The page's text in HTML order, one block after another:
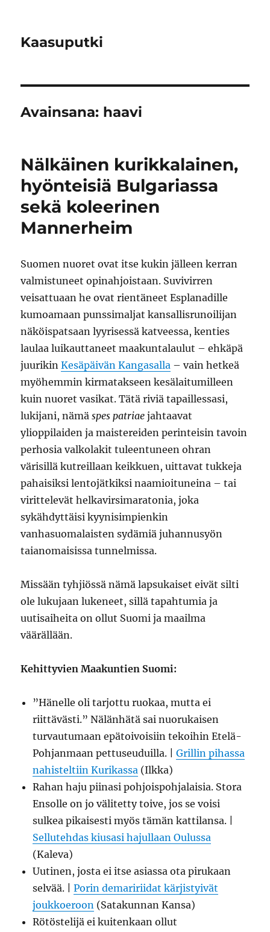
Kaasuputki
Avainsana: haavi
Nälkäinen kurikkalainen,
hyönteisiä Bulgariassa
sekä koleerinen
Mannerheim
Suomen nuoret ovat itse kukin jälleen kerran
valmistuneet opinahjoistaan. Suvivirren
veisattuaan he ovat rientäneet Esplanadille
kumoamaan punssimaljat kansallisrunoilijan
näköispatsaan lyyrisessä katveessa, kenties
laulaa luikauttaneet maakuntalaulut – ehkäpä
juurikinKesäpäivän Kangasalla – vain hetkeä
myöhemmin kirmatakseen kesälaitumilleen
kuin nuoret vasikat. Tätä riviä tapaillessasi,
lukijani, nämäspes patriae jahtaavat
ylioppilaiden ja maistereiden perinteisin tavoin
perhosia valkolakit tuleentuneen ohran
värisillä kutreillaan keikkuen, uittavat tukkeja
pahaisiksi lentojätkiksi naamioituneina – tai
virittelevät helkavirsimaratonia, joka
sykähdyttäisi kyynisimpienkin
vanhasuomalaisten sydämiä juhannusyön
taianomaisissa tunnelmissa.
Missään tyhjiössä nämä lapsukaiset eivät silti
ole lukujaan lukeneet, sillä tapahtumia ja
uutisaiheita on ollut Suomi ja maailma
väärällään.
Kehittyvien Maakuntien Suomi:
”Hänelle oli tarjottu ruokaa, mutta ei
riittävästi.” Nälänhätä sai nuorukaisen
turvautumaan epätoivoisiin tekoihin Etelä-
Pohjanmaan pettuseuduilla. |Grillin pihassa
nahisteltiin Kurikassa (Ilkka)
Rahan haju piinasi pohjoispohjalaisia. Stora
Ensolle on jo välitetty toive, jos se voisi
sulkea pikaisesti myös tämän kattilansa. |
Sellutehdas kiusasi hajullaan Oulussa
(Kaleva)
Uutinen, josta ei itse asiassa ota pirukaan
selvää. |Porin demaririidat kärjistyivät
joukkoeroon (Satakunnan Kansa)
Rötöstelijä ei kuitenkaan ollut